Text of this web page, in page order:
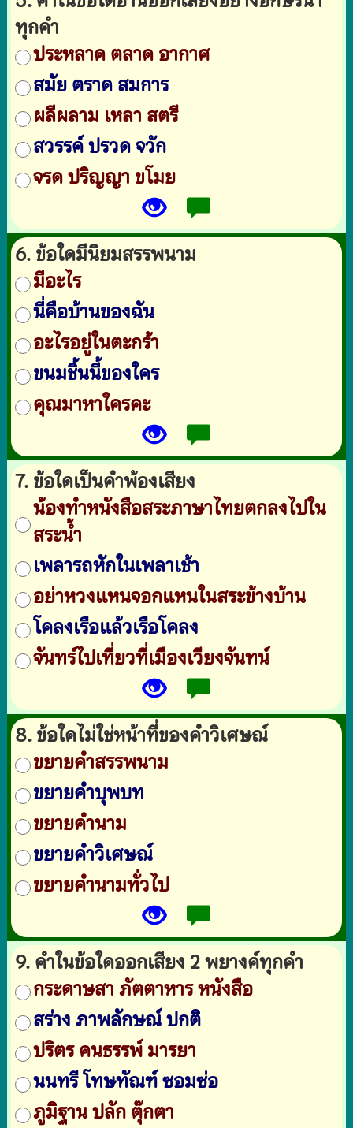
ทุกคำ
ประหลาด ตลาด อากาศ
สมัย ตราด สมการ
ผลีผลาม เหลา สตรี
สวรรค์ ปรวด จวัก
จรด ปริญญา ขโมย
6. ข้อใดมีนิยมสรรพนาม
มีอะไร
นี่คือบ้านของฉัน
อะไรอยู่ในตะกร้า
ขนมชิ้นนี้ของใคร
คุณมาหาใครคะ
7. ข้อใดเป็นคำพ้องเสียง
น้องทำหนังสือสระภาษาไทยตกลงไปใน
สระน้ำ
เพลารถหักในเพลาเช้า
อย่าหวงแหนจอกแหนในสระข้างบ้าน
โคลงเรือแล้วเรือโคลง
จันทร์ไปเที่ยวที่เมืองเวียงจันทน์
8. ข้อใดไม่ใช่หน้าที่ของคำวิเศษณ์
ขยายคำสรรพนาม
ขยายคำบุพบท
ขยายคำนาม
ขยายคำวิเศษณ์
ขยายคำนามทั่วไป
9. คำในข้อใดออกเสียง 2 พยางค์ทุกคำ
กระดาษสา ภัตตาหาร หนังสือ
สร่าง ภาพลักษณ์ ปกติ
ปริตร คนธรรพ์ มารยา
นนทรี โทษทัณฑ์ ซอมซ่อ
ภูมิฐาน ปลัก ตุ๊กตา